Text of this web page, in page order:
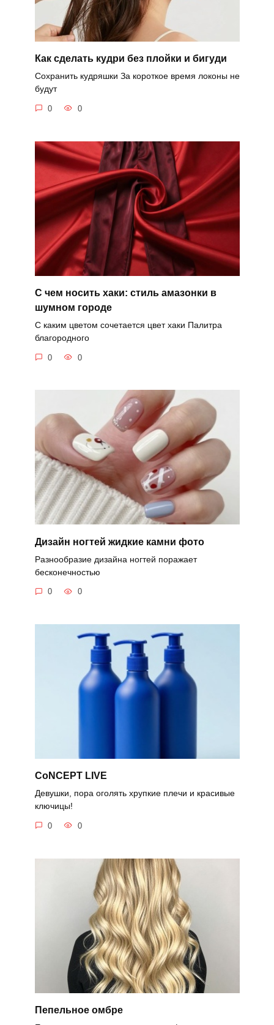
Как сделать кудри без плойки и бигуди
Сохранить кудряшки За короткое время локоны не
будут
0 0
С чем носить хаки: стиль амазонки в
шумном городе
С каким цветом сочетается цвет хаки Палитра
благородного
0 0
Дизайн ногтей жидкие камни фото
Разнообразие дизайна ногтей поражает
бесконечностью
0 0
CoNCEPT LIVE
Девушки, пора оголять хрупкие плечи и красивые
ключицы!
0 0
Пепельное омбре